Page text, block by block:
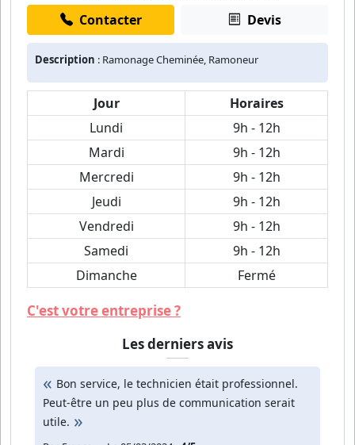
Contacter Devis
Description : Ramonage Cheminée, Ramoneur
Jour
Horaires
Lundi
9h - 12h
Mardi
9h - 12h
Mercredi
9h - 12h
Jeudi
9h - 12h
Vendredi
9h - 12h
Samedi
9h - 12h
Dimanche
Fermé
C'est votre entreprise ?
Les derniers avis
Bon service, le technicien était professionnel.
Peut-être un peu plus de communication serait
utile.